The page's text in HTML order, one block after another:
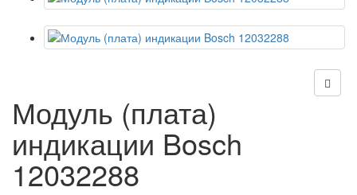
Модуль (плата)
индикации Bosch
12032288